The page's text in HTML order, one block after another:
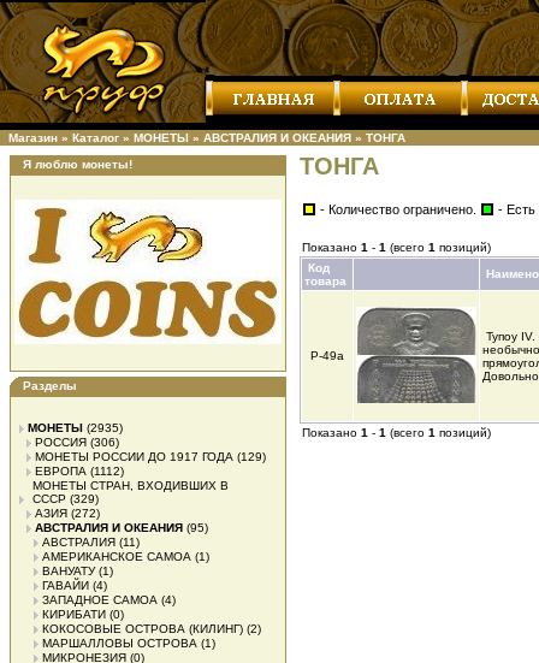
Магазин » Каталог » МОНЕТЫ » АВСТРАЛИЯ И ОКЕАНИЯ » ТОНГА
Я люблю монеты!
Разделы
МОНЕТЫ (2935)
РОССИЯ (306)
МОНЕТЫ РОССИИ ДО 1917 ГОДА (129)
ЕВРОПА (1112)
МОНЕТЫ СТРАН, ВХОДИВШИХ В
СССР (329)
АЗИЯ (272)
АВСТРАЛИЯ И ОКЕАНИЯ (95)
АВСТРАЛИЯ (11)
АМЕРИКАНСКОЕ САМОА (1)
ВАНУАТУ(1)
ГАВАЙИ (4)
ЗАПАДНОЕ САМОА (4)
КИРИБАТИ (0)
КОКОСОВЫЕ ОСТРОВА (КИЛИНГ) (2)
МАРШАЛЛОВЫ ОСТРОВА (1)
МИКРОНЕЗИЯ (0)
ТОНГА
- Количество ограничено. - Есть
Показано 1 - 1 (всего 1 позиций)
Код
товара
Р-49а
Тупоу
Показано 1 - 1 (всего 1 позиций)